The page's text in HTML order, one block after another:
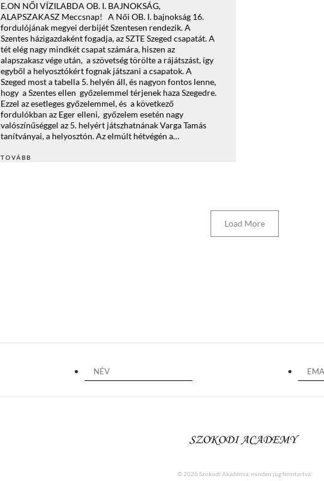
E.ON NŐI VÍZILABDA OB. I. BAJNOKSÁG,
ALAPSZAKASZ Meccsnap! A Női OB. I. bajnokság 16.
fordulójának megyei derbijét Szentesen rendezik. A
Szentes házigazdaként fogadja, az SZTE Szeged csapatát. A
tét elég nagy mindkét csapat számára, hiszen az
alapszakasz vége után, a szövetség törölte a rájátszást, így
egyből a helyosztókért fognak játszani a csapatok. A
Szeged most a tabella 5. helyén áll, és nagyon fontos lenne,
hogy a Szentes ellen győzelemmel térjenek haza Szegedre.
Ezzel az esetleges győzelemmel, és a következő
fordulókban az Eger elleni, győzelem esetén nagy
valószínűséggel az 5. helyért játszhatnának Varga Tamás
tanítványai, a helyosztón. Az elmúlt hétvégén a…
TOVÁBB
Load More
© 2026 Szokodi Akadémia, minden jog fenntartva.